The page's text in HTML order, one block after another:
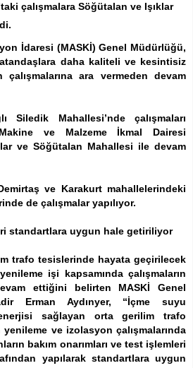
çalışmalara Söğütalan ve Işıklar
İdaresi (MASKİ) Genel Müdürlüğü,
daha kaliteli ve kesintisiz
ara vermeden devam
Siledik Mahallesi’nde çalışmaları
ve Malzeme İkmal Dairesi
ve Söğütalan Mahallesi ile devam
ve Karakurt mahallelerindeki
de çalışmalar yapılıyor.
standartlara uygun hale getiriliyor
trafo tesislerinde hayata geçirilecek
işi kapsamında çalışmaların
ettiğini belirten MASKİ Genel
Erman Aydınyer, “İçme suyu
sağlayan orta gerilim trafo
ve izolasyon çalışmalarında
bakım onarımları ve test işlemleri
yapılarak standartlara uygun